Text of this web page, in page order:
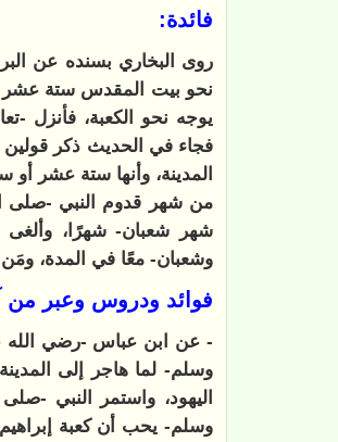
فائدة:
روى البخاري بسنده عن
نحو بيت المقدس ستة عشر
يوجه نحو الكعبة، فأنزل -
فجاء في الحديث ذكر
المدينة، وأنها ستة عشر
من شهر قدوم النبي -صلى
شهر شعبان- شهرًا، وألغى
وشعبان- معًا في المدة،
فوائد ودروس وعبر من
- عن ابن عباس -رضي الله
وسلم- لما هاجر إلى
اليهود، واستمر النبي -
وسلم- يحب أن كعبة